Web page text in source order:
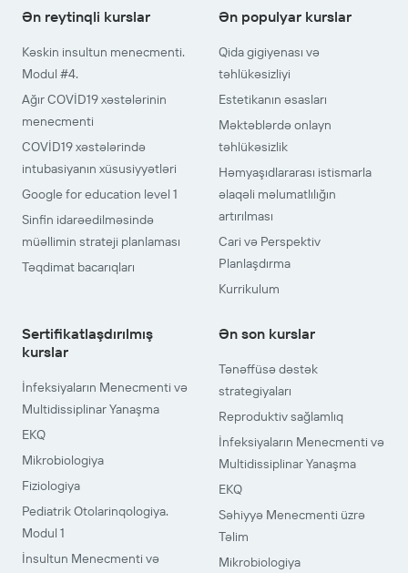
Ən reytinqli kurslar
Kəskin insultun menecmenti.
Modul #4.
Ağır COVİD19 xəstələrinin
menecmenti
COVİD19 xəstələrində
intubasiyanın xüsusiyyətləri
Google for education level 1
Sinfin idarəedilməsində
müəllimin strateji planlaması
Təqdimat bacarıqları
Ən populyar kurslar
Qida gigiyenası və
təhlükəsizliyi
Estetikanın əsasları
Məktəblərdə onlayn
təhlükəsizlik
Həmyaşıdlararası istismarla
əlaqəli məlumatlılığın
artırılması
Cari və Perspektiv
Planlaşdırma
Kurrikulum
Sertifikatlaşdırılmış
kurslar
İnfeksiyaların Menecmenti və
Multidissiplinar Yanaşma
EKQ
Mikrobiologiya
Fiziologiya
Pediatrik Otolarinqologiya.
Modul 1
İnsultun Menecmenti və
Ən son kurslar
Tənəffüsə dəstək
strategiyaları
Reproduktiv sağlamlıq
İnfeksiyaların Menecmenti və
Multidissiplinar Yanaşma
EKQ
Səhiyyə Menecmenti üzrə
Təlim
Mikrobiologiya